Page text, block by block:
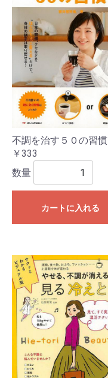
不調を治す５０の習慣
￥333
数量
カートに入れる